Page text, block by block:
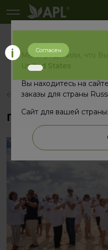
История
2026 год
назад
️Пляж. Солнце.
Мы определили, что
United States
Вы находитесь на
заказы для страны
Сайт для вашей страны:
Согласен